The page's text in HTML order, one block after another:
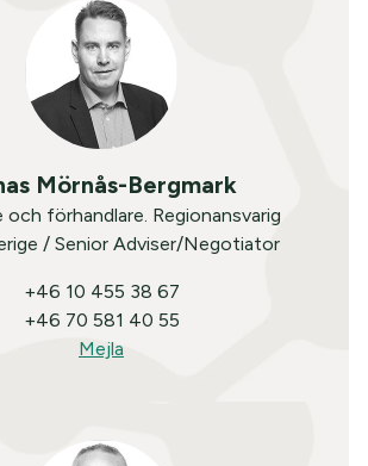
Mörnås-Bergmark
och förhandlare. Regionansvarig
/ Senior Adviser/Negotiator
+46 10 455 38 67
+46 70 581 40 55
Mejla